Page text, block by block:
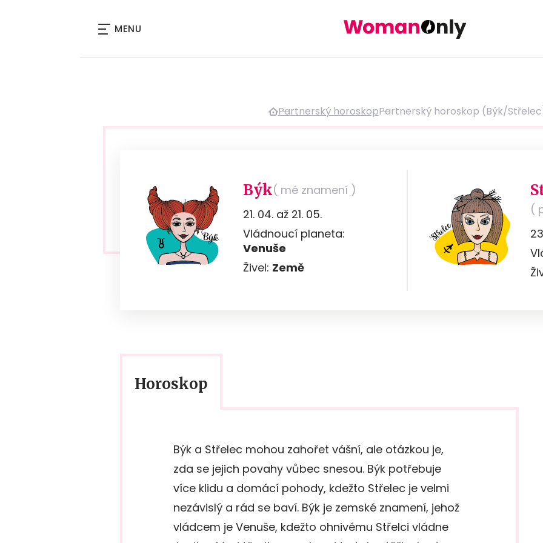
MENU
Partnerský horoskopPartnerský horoskop (Býk/
Býk( mé znamení )
21. 04. až 21. 05.
Vládnoucí planeta:
Venuše
Živel: Země
(
Horoskop
Býk a Střelec mohou zahořet vášní, ale otázkou je,
zda se jejich povahy vůbec snesou. Býk potřebuje
více klidu a domácí pohody, kdežto Střelec je velmi
nezávislý a rád se baví. Býk je zemské znamení, jehož
vládcem je Venuše, kdežto ohnivému Střelci vládne